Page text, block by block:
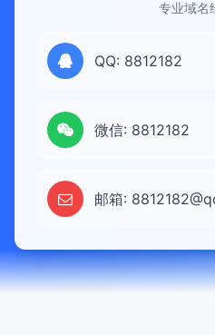
专业域名
QQ: 8812182
微信: 8812182
邮箱: